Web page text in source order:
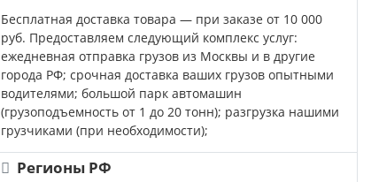
Бесплатная доставка товара — при заказе от 10 000
руб. Предоставляем следующий комплекс услуг:
ежедневная отправка грузов из Москвы и в другие
города РФ; срочная доставка ваших грузов опытными
водителями; большой парк автомашин
(грузоподъемность от 1 до 20 тонн); разгрузка нашими
грузчиками (при необходимости);
Регионы РФ